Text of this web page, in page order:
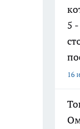
5
16